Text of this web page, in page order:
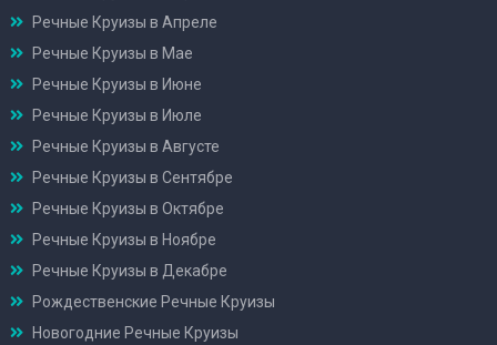
Речные Круизы в Апреле
Речные Круизы в Мае
Речные Круизы в Июне
Речные Круизы в Июле
Речные Круизы в Августе
Речные Круизы в Сентябре
Речные Круизы в Октябре
Речные Круизы в Ноябре
Речные Круизы в Декабре
Рождественские Речные Круизы
Новогодние Речные Круизы